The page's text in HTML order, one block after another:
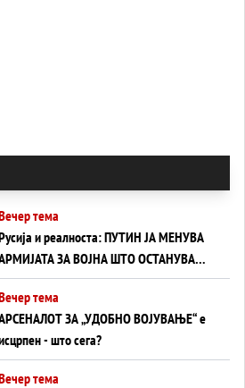
тема
и реалноста: ПУТИН ЈА МЕНУВА
ЗА ВОЈНА ШТО ОСТАНУВА
ФРОНТ
тема
ЗА „УДОБНО ВОЈУВАЊЕ“ е
- што сега?
тема